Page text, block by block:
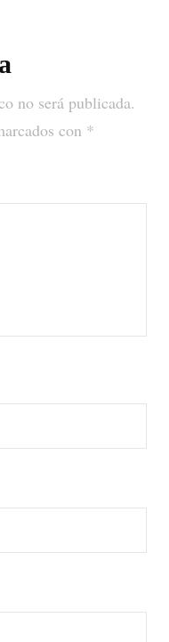
no será publicada.
con *